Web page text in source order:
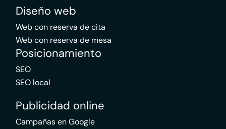
Diseño web
Web con reserva de cita
Web con reserva de mesa
Posicionamiento
SEO
SEO local
Publicidad online
Campañas en Google